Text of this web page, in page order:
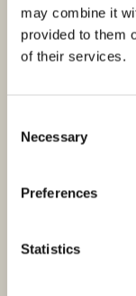
may combine it
provided to them
of their services.
Selection
Necessary
Preferences
Statistics